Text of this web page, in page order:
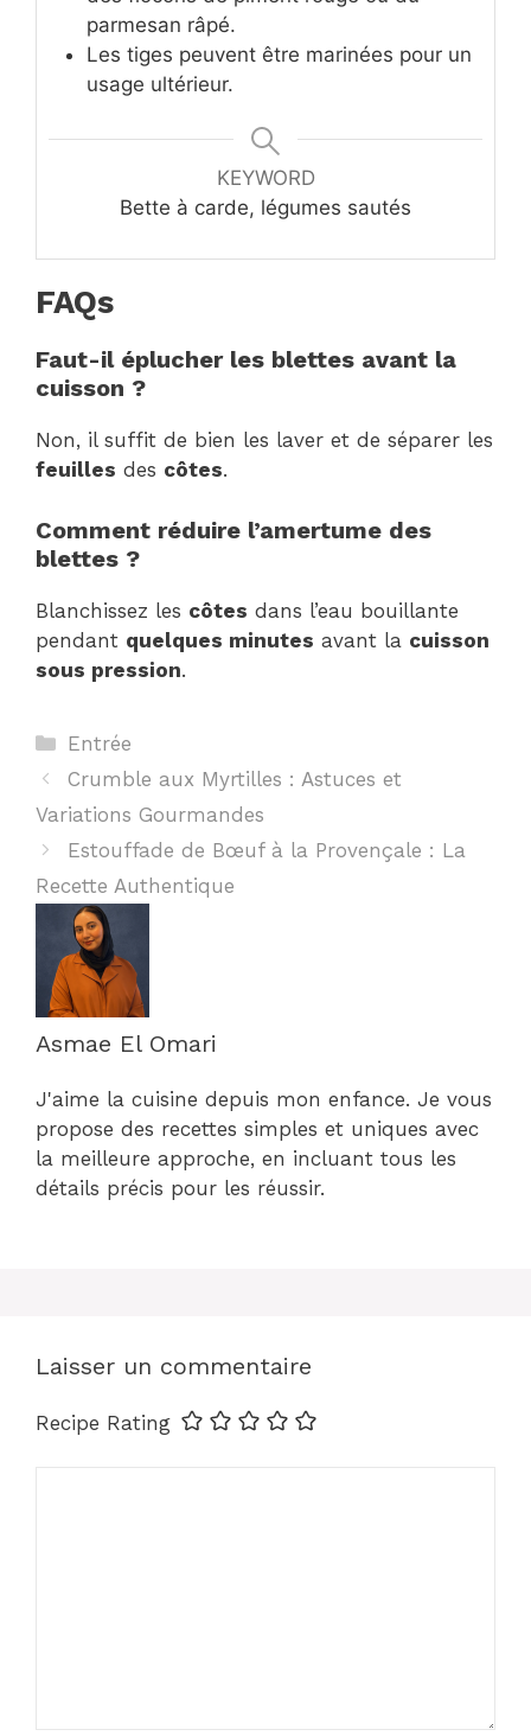
parmesan râpé.
Les tiges peuvent être marinées pour un
usage ultérieur.
KEYWORD
Bette à carde, légumes sautés
FAQs
Faut-il éplucher les blettes avant la
cuisson ?
Non, il suffit de bien les laver et de séparer les
feuilles des côtes.
Comment réduire l’amertume des
blettes ?
Blanchissez les côtes dans l’eau bouillante
pendant quelques minutes avant la cuisson
sous pression.
Catégories
Entrée
Crumble aux Myrtilles : Astuces et
Variations Gourmandes
Estouffade de Bœuf à la Provençale : La
Recette Authentique
Asmae El Omari
J'aime la cuisine depuis mon enfance. Je vous
propose des recettes simples et uniques avec
la meilleure approche, en incluant tous les
détails précis pour les réussir.
Laisser un commentaire
Recipe Rating